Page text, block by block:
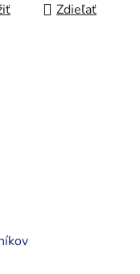
Zdieľať